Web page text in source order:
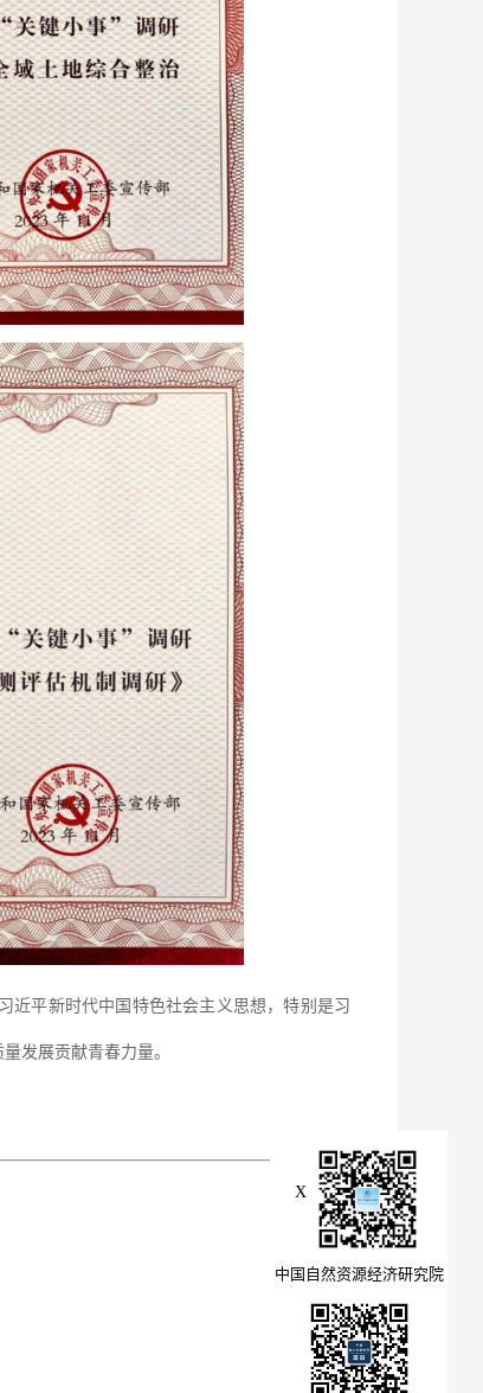
近平新时代中国特色社会主义思想，特别是习
发展贡献青春力量。
X
中国自然资源经济研究院